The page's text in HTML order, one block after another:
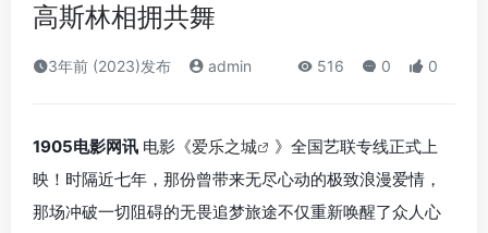
高斯林相拥共舞
3年前 (2023)发布 admin 516 0 0
1905电影网讯 电影《爱乐之城
》全国艺联专线正式上
映！时隔近七年，那份曾带来无尽心动的极致浪漫爱情，
那场冲破一切阻碍的无畏追梦旅途不仅重新唤醒了众人心